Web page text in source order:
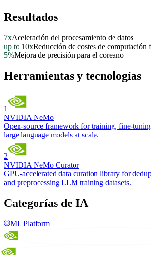
Resultados
7xAceleración del procesamiento de datos
up to 10xReducción de costes de computación
5%Mejora de precisión para el coreano
Herramientas y tecnologías
1
NVIDIA NeMo
Open-source framework for training, fine-
large language models at scale.
2
NVIDIA NeMo Curator
GPU-accelerated data curation library for
and preprocessing LLM training datasets.
Categorías de IA
ML Platform